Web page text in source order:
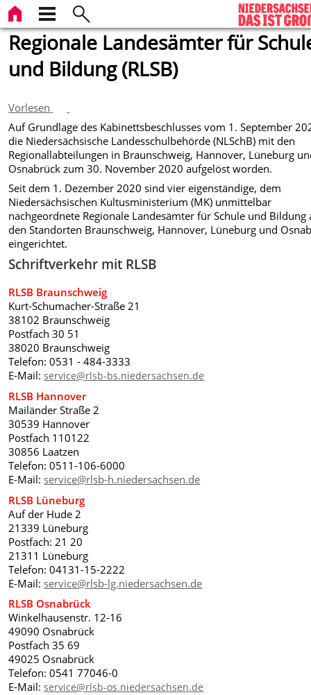
Regionale Landesämter für
und Bildung (RLSB)
Vorlesen
Auf Grundlage des Kabinettsbeschlusses vom 1. September
die Niedersächsische Landesschulbehörde (NLSchB) mit den
Regionallabteilungen in Braunschweig, Hannover, Lüneburg
Osnabrück zum 30. November 2020 aufgelöst worden.
Seit dem 1. Dezember 2020 sind vier eigenständige, dem
Niedersächsischen Kultusministerium (MK) unmittelbar
nachgeordnete Regionale Landesämter für Schule und Bildung
den Standorten Braunschweig, Hannover, Lüneburg und
eingerichtet.
Schriftverkehr mit RLSB
RLSB Braunschweig
Kurt-Schumacher-Straße 21
38102 Braunschweig
Postfach 30 51
38020 Braunschweig
Telefon: 0531 - 484-3333
E-Mail: service@rlsb-bs.niedersachsen.de
RLSB Hannover
Mailänder Straße 2
30539 Hannover
Postfach 110122
30856 Laatzen
Telefon: 0511-106-6000
E-Mail: service@rlsb-h.niedersachsen.de
RLSB Lüneburg
Auf der Hude 2
21339 Lüneburg
Postfach: 21 20
21311 Lüneburg
Telefon: 04131-15-2222
E-Mail: service@rlsb-lg.niedersachsen.de
RLSB Osnabrück
Winkelhausenstr. 12-16
49090 Osnabrück
Postfach 35 69
49025 Osnabrück
Telefon: 0541 77046-0
E-Mail: service@rlsb-os.niedersachsen.de